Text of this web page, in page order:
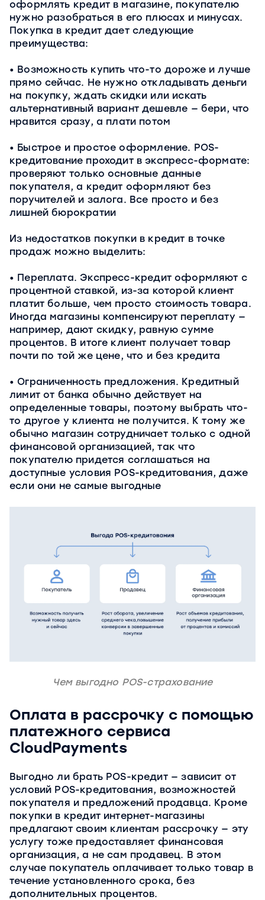
оформлять кредит в магазине, покупателю
нужно разобраться в его плюсах и минусах.
Покупка в кредит дает следующие
преимущества:
Возможность купить что-то дороже и лучше
прямо сейчас. Не нужно откладывать деньги
на покупку, ждать скидки или искать
альтернативный вариант дешевле — бери, что
нравится сразу, а плати потом
Быстрое и простое оформление. POS-
кредитование проходит в экспресс-формате:
проверяют только основные данные
покупателя, а кредит оформляют без
поручителей и залога. Все просто и без
лишней бюрократии
Из недостатков покупки в кредит в точке
продаж можно выделить:
Переплата. Экспресс-кредит оформляют с
процентной ставкой, из-за которой клиент
платит больше, чем просто стоимость товара.
Иногда магазины компенсируют переплату —
например, дают скидку, равную сумме
процентов. В итоге клиент получает товар
почти по той же цене, что и без кредита
Ограниченность предложения. Кредитный
лимит от банка обычно действует на
определенные товары, поэтому выбрать что-
то другое у клиента не получится. К тому же
обычно магазин сотрудничает только с одной
финансовой организацией, так что
покупателю придется соглашаться на
доступные условия POS-кредитования, даже
если они не самые выгодные
Чем выгодно POS-страхование
Оплата в рассрочку с помощью
платежного сервиса
CloudPayments
Выгодно ли брать POS-кредит — зависит от
условий POS-кредитования, возможностей
покупателя и предложений продавца. Кроме
покупки в кредит интернет-магазины
предлагают своим клиентам рассрочку — эту
услугу тоже предоставляет финансовая
организация, а не сам продавец. В этом
случае покупатель оплачивает только товар в
течение установленного срока, без
дополнительных процентов.